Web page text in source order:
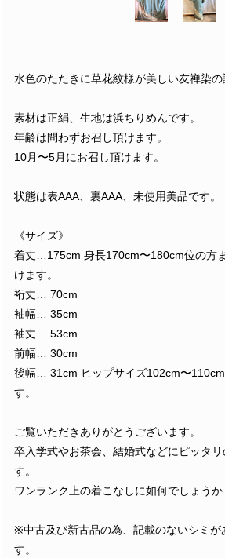
水色のたたきに草花紋様が美しい友禅染の
素材は正絹、生地は浜ちりめんです。
年齢は問わずお召し頂けます。
10月〜5月にお召し頂けます。
状態は表AAA、裏AAA、未使用美品です。
《サイズ》
着丈…175cm 身長170cm〜180cm位の方
けます。
裄丈… 70cm
袖幅… 35cm
袖丈… 53cm
前幅… 30cm
後幅… 31cm ヒップサイズ102cm〜
す。
ご覧いただきありがとうございます。
卒入学式やお茶会、結婚式などにピッタ
す。
ワンランク上の着こなしに如何でしょうか
※中古及び新古品の為、記載のないシミが
す。